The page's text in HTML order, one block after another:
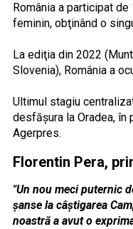
România a participat
feminin, obţinând o
La ediţia din 2022
Slovenia), România a
Ultimul stagiu
desfăşura la Oradea,
Agerpres.
Florentin Pera,
"Un nou meci puternic
șanse la câștigarea
noastră a avut o